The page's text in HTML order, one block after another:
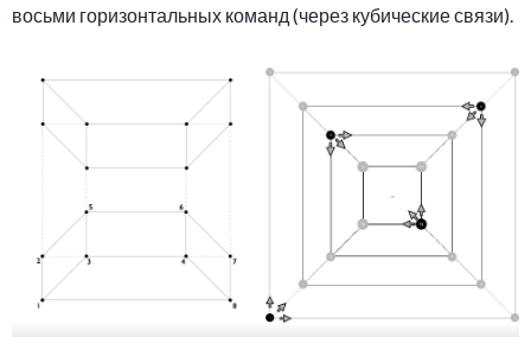
восьми горизонтальных команд (через кубические связи).